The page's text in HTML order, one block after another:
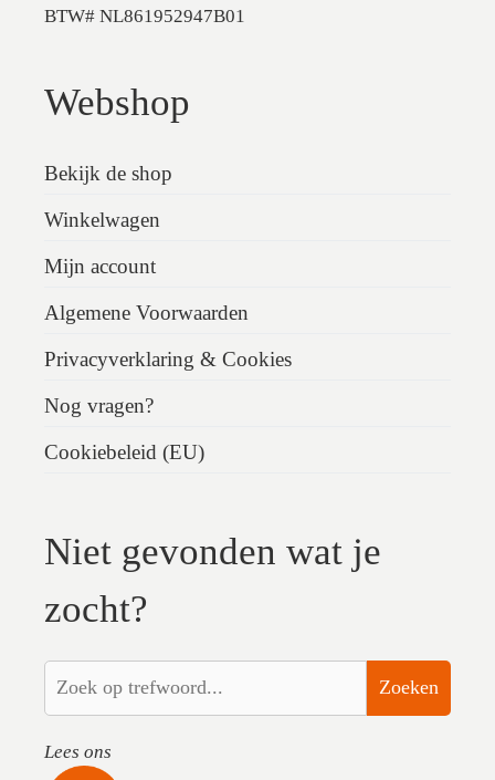
BTW# NL861952947B01
Webshop
Bekijk de shop
Winkelwagen
Mijn account
Algemene Voorwaarden
Privacyverklaring & Cookies
Nog vragen?
Cookiebeleid (EU)
Niet gevonden wat je
zocht?
Zoeken
Lees ons